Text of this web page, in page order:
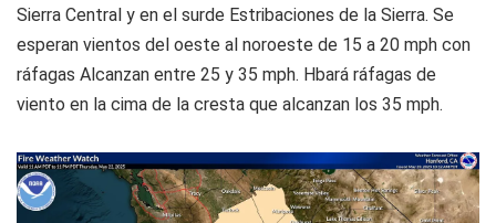
Sierra Central y en el surde Estribaciones de la Sierra. Se
esperan vientos del oeste al noroeste de 15 a 20 mph con
ráfagas Alcanzan entre 25 y 35 mph. Hbará ráfagas de
viento en la cima de la cresta que alcanzan los 35 mph.